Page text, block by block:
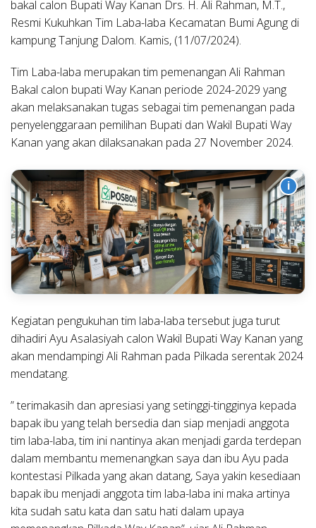
bakal calon Bupati Way Kanan Drs. H. Ali Rahman, M.T.,
Resmi Kukuhkan Tim Laba-laba Kecamatan Bumi Agung di
kampung Tanjung Dalom. Kamis, (11/07/2024).
Tim Laba-laba merupakan tim pemenangan Ali Rahman
Bakal calon bupati Way Kanan periode 2024-2029 yang
akan melaksanakan tugas sebagai tim pemenangan pada
penyelenggaraan pemilihan Bupati dan Wakil Bupati Way
Kanan yang akan dilaksanakan pada 27 November 2024.
i
Kegiatan pengukuhan tim laba-laba tersebut juga turut
dihadiri Ayu Asalasiyah calon Wakil Bupati Way Kanan yang
akan mendampingi Ali Rahman pada Pilkada serentak 2024
mendatang.
” terimakasih dan apresiasi yang setinggi-tingginya kepada
bapak ibu yang telah bersedia dan siap menjadi anggota
tim laba-laba, tim ini nantinya akan menjadi garda terdepan
dalam membantu memenangkan saya dan ibu Ayu pada
kontestasi Pilkada yang akan datang, Saya yakin kesediaan
bapak ibu menjadi anggota tim laba-laba ini maka artinya
kita sudah satu kata dan satu hati dalam upaya